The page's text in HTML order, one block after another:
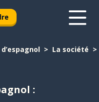
La société
: